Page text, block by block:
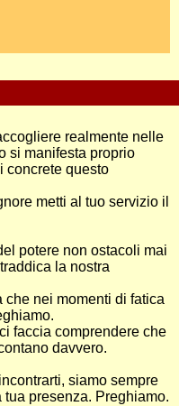
realmente nelle
si manifesta proprio
concrete questo
metti al tuo servizio il
potere non ostacoli mai
la nostra
che nei momenti di fatica
faccia comprendere che
davvero.
siamo sempre
presenza. Preghiamo.